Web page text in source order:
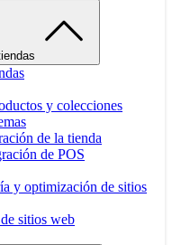
y colecciones
de la tienda
de POS
y optimización de sitios
sitios web